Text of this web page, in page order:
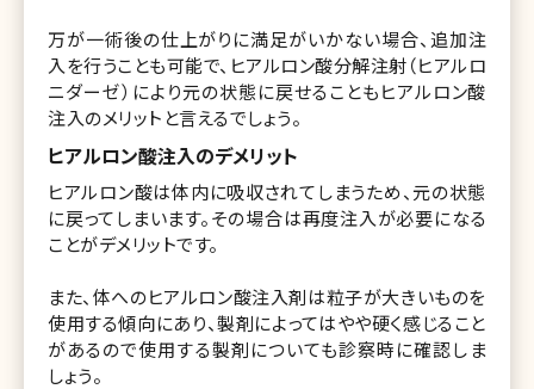
万が一術後の仕上がりに満足がいかない場合、追加注
入を行うことも可能で、ヒアルロン酸分解注射（ヒアルロ
ニダーゼ）により元の状態に戻せることもヒアルロン酸
注入のメリットと言えるでしょう。
ヒアルロン酸注入のデメリット
ヒアルロン酸は体内に吸収されてしまうため、元の状態
に戻ってしまいます。その場合は再度注入が必要になる
ことがデメリットです。
また、体へのヒアルロン酸注入剤は粒子が大きいものを
使用する傾向にあり、製剤によってはやや硬く感じること
があるので使用する製剤についても診察時に確認しま
しょう。